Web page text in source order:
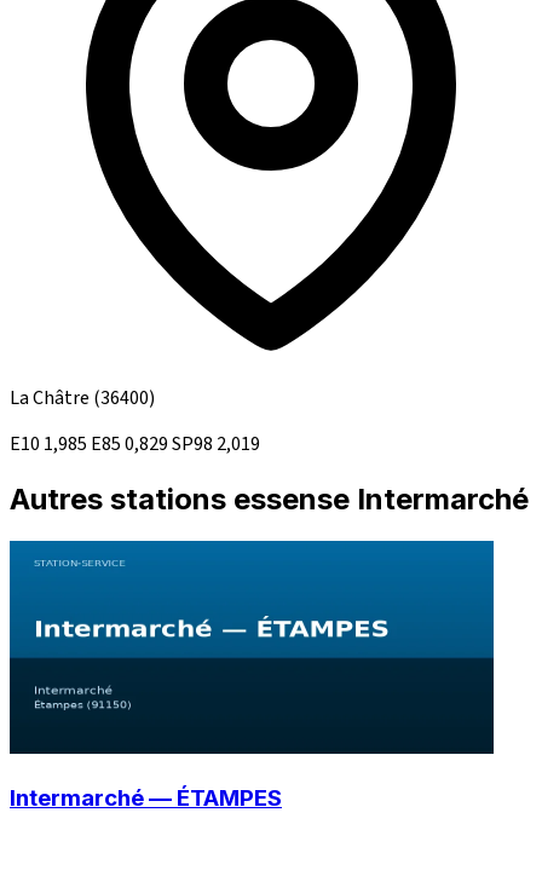
La Châtre (36400)
E10 1,985 E850,829SP98 2,019
Autres stations essense Intermarché
Intermarché — ÉTAMPES